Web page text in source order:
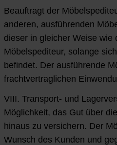
Beauftragt der
anderen, ausführenden
dieser in gleicher Weise wie
Möbelspediteur, solange
befindet. Der ausführende
frachtvertraglichen
VIII. Transport- und
Möglichkeit, das Gut über
hinaus zu versichern. Der
Wunsch des Kunden und